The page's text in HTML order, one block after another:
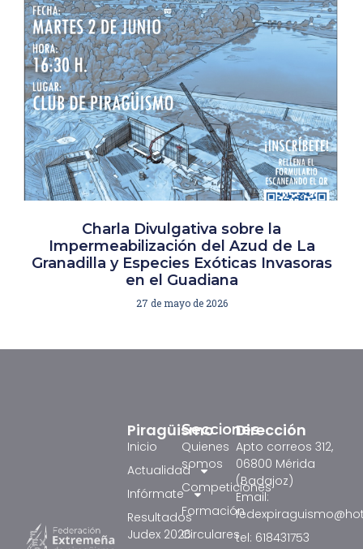
Charla Divulgativa sobre la
Impermeabilización del Azud de La
Granadilla y Especies Exóticas Invasoras
en el Guadiana
27 de mayo de 2026
Secciones
Quienes
somos
Competiciones
Formación
Circulares
Piragüismo
Inicio
Actualidad
Infórmate
Resultados
Judex 2026
Dirección
Apto correos 312,
06800 Mérida
(Badajoz)
Email:
tel: 618431753